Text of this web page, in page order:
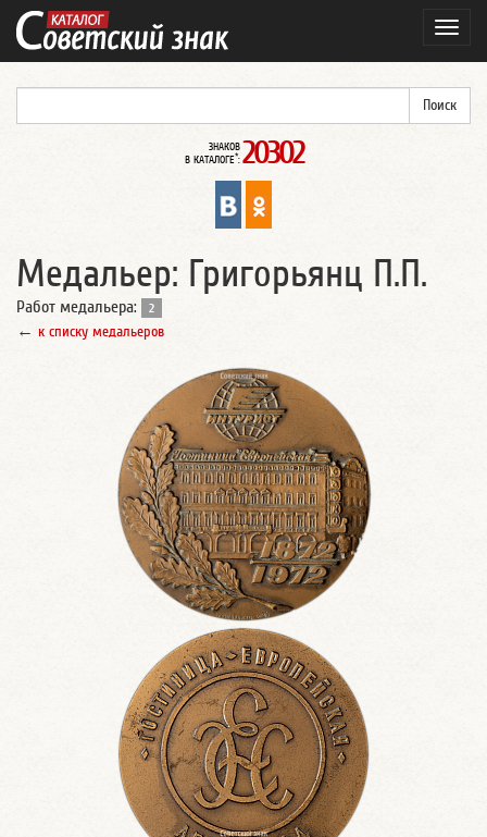
ЗНАКОВ
В КАТАЛОГЕ*: 20302
Медальер: Григорьянц П.П.
Работ медальера: 2
← к списку медальеров